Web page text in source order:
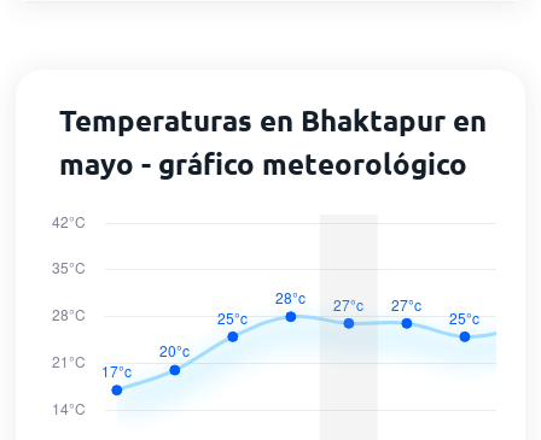
Temperaturas en Bhaktapur en
mayo - gráfico meteorológico